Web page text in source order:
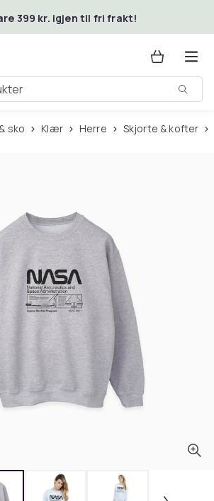
399 kr. igjen til fri frakt!
sko Klær Herre Skjorte & kofter